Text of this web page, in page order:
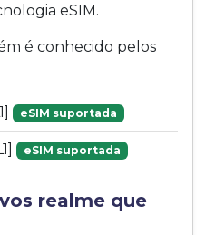
eSIM.
é conhecido pelos
eSIM suportada
eSIM suportada
realme que